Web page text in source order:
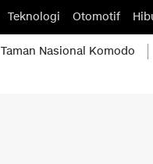
Teknologi Otomotif
Taman Nasional Komodo